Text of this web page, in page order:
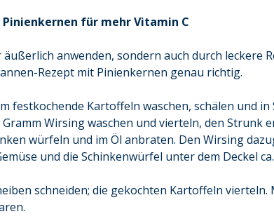
für mehr Vitamin C
anwenden, sondern auch durch leckere
Rezept mit Pinienkernen genau richtig.
festkochende Kartoffeln waschen, schälen und
Wirsing waschen und vierteln, den Strunk
würfeln und im Öl anbraten. Den Wirsing
und die Schinkenwürfel unter dem Deckel
schneiden; die gekochten Kartoffeln